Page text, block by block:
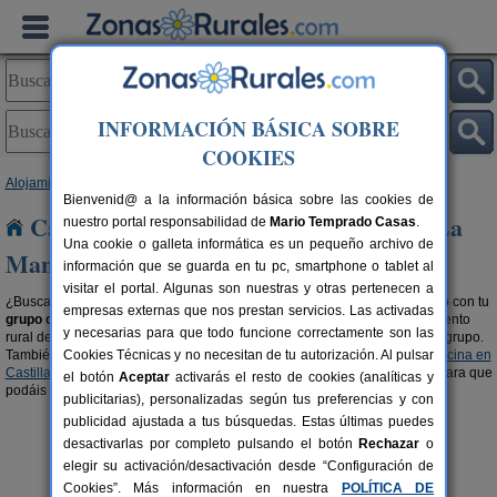
Alojamientos
Casas rurales para grupos en Castilla-La
Mancha
¿Buscas una casa rural en Castilla-La Mancha para disfrutar enfamilia
o con tu
grupo de amigos o amigas? Organiza tu viaje con tu gente en el alojamiento
rural de Castilla-La Mancha que más se ajuste a las características de tu grupo.
También, te recomendamos visitar las secciones decasas rurales con piscina en
Castilla-La Manchaycasas rurales en el campo en Castilla-La Mancha para que
podáis vivir una experiencia inolvidable en buena compañía.
INFORMACIÓN BÁSICA SOBRE
COOKIES
Bienvenid@ a la información básica sobre las cookies de
nuestro portal responsabilidad de Mario Temprado Casas.
Una cookie o galleta informática es un pequeño archivo de
información que se guarda en tu pc, smartphone o tablet al
visitar el portal. Algunas son nuestras y otras pertenecen a
empresas externas que nos prestan servicios. Las activadas
y necesarias para que todo funcione correctamente son las
Cookies Técnicas y no necesitan de tu autorización. Al pulsar
el botónAceptar activarás el resto de cookies (analíticas y
publicitarias), personalizadas según tus preferencias y con
publicidad ajustada a tus búsquedas. Estas últimas puedes
desactivarlas por completo pulsando el botón Rechazar o
elegir su activación/desactivación desde “Configuración de
Cookies”. Más información en nuestra
POLÍTICA DE